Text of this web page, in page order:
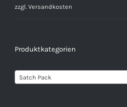
zzgl. Versandkosten
Produktkategorien
Satch Pack